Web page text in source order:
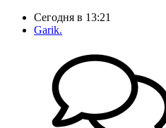
Сегодня в 13:21
Garik.